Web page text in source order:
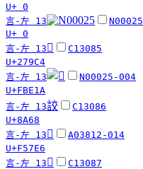
U+ 0
言-左 13
N00025
U+ 0
言-左 13 𧧄
C13085
U+279C4
言-左 13
N00025-004
U+FBE1A
言-左 13詨
C13086
U+8A68
言-左 13 󵟦
A03812-014
U+F57E6
言-左 13 𧧉
C13087